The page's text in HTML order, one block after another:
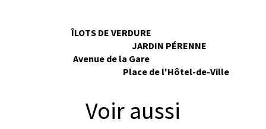
ÎLOTS DE VERDURE
JARDIN PÉRENNE
Avenue de la Gare
Place de l'Hôtel-de-Ville
Voir aussi